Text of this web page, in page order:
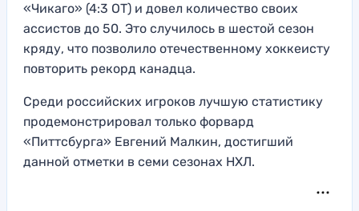
«Чикаго» (4:3 ОТ) и довел количество своих
ассистов до 50. Это случилось в шестой сезон
кряду, что позволило отечественному хоккеисту
повторить рекорд канадца.
Среди российских игроков лучшую статистику
продемонстрировал только форвард
«Питтсбурга» Евгений Малкин, достигший
данной отметки в семи сезонах НХЛ.